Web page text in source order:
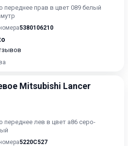
переднее прав в цвет 089 белый
5380106210
Mitsubishi Lancer
переднее лев в цвет а86 серо-
5220C527